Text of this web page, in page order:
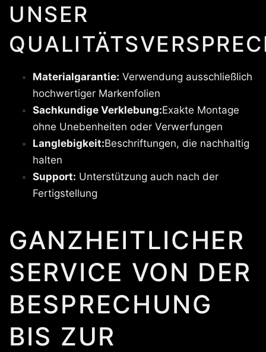
UNSER
Materialgarantie: Verwendung ausschließlich
hochwertiger Markenfolien
Sachkundige Verklebung:Exakte Montage
ohne Unebenheiten oder Verwerfungen
Langlebigkeit:Beschriftungen, die nachhaltig
halten
Support: Unterstützung auch nach der
Fertigstellung
GANZHEITLICHER
SERVICE VON DER
BESPRECHUNG
BIS ZUR